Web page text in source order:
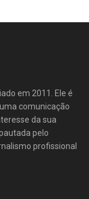
em 2011. Ele é
comunicação
da sua
pelo
profissional